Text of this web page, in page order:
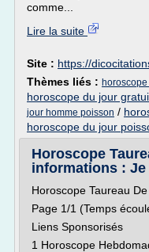
comme...
Lire la suite
Site : https://
Thèmes liés :
horoscope du jour
jour homme poisson /
horoscope du jour
Horoscope
informations : Je
Horoscope Taureau
Page 1/1 (Temps
Liens Sponsorisés
1 Horoscope